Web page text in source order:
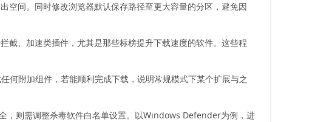
空间。同时修改浏览器默认保存路径至更大容量的分区，避免因
、加速类插件，尤其是那些标榜提升下载速度的软件。这些程
何附加组件，若能顺利完成下载，说明常规模式下某个扩展与之
，则需调整杀毒软件白名单设置。以Windows Defender为例，进